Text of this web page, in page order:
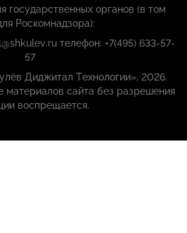
государственных органов (в том
Роскомнадзора):
телефон: +7(495) 633-57-
57
Диджитал Технологии», 2026.
материалов сайта без разрешения
воспрещается.